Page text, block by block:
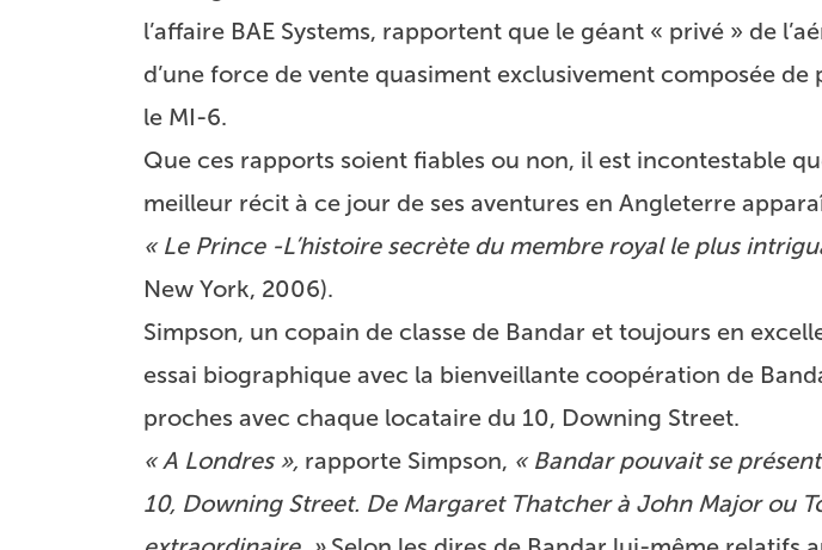
l’affaire BAE Systems, rapportent que le géant « privé » de
d’une force de vente quasiment exclusivement composée
le MI-6.
Que ces rapports soient fiables ou non, il est incontestable
meilleur récit à ce jour de ses aventures en Angleterre
« Le Prince -L’histoire secrète du membre royal le plus
New York, 2006).
Simpson, un copain de classe de Bandar et toujours en
essai biographique avec la bienveillante coopération de
proches avec chaque locataire du 10, Downing Street.
« A Londres », rapporte Simpson, « Bandar pouvait se
10, Downing Street. De Margaret Thatcher à John Major ou